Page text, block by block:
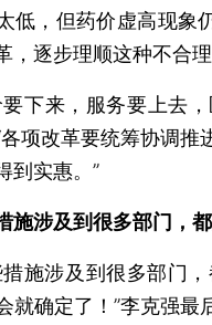
低，但药价虚高现象
，逐步理顺这种不合理
来，服务要上去，
项改革要统筹协调推
到实惠。”
施涉及到很多部门，
涉及到很多部门，
就确定了！”李克强最